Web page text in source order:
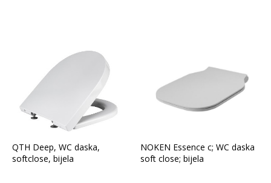
QTH Deep, WC daska,
softclose, bijela
NOKEN Essence c; WC daska
soft close; bijela